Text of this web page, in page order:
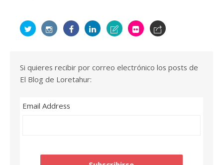
Si quieres recibir por correo electrónico los posts de
El Blog de Loretahur:
Email Address